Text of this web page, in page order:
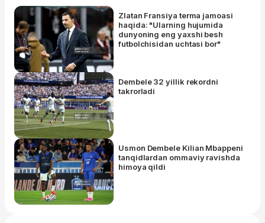
Zlatan Fransiya terma jamoasi
haqida: "Ularning hujumida
dunyoning eng yaxshi besh
futbolchisidan uchtasi bor"
Dembele 32 yillik rekordni
takrorladi
Usmon Dembele Kilian Mbappeni
tanqidlardan ommaviy ravishda
himoya qildi